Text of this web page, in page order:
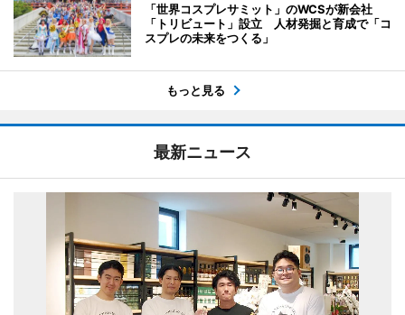
「世界コスプレサミット」のWCSが新会社
「トリビュート」設立 人材発掘と育成で「コ
スプレの未来をつくる」
もっと見る
最新ニュース